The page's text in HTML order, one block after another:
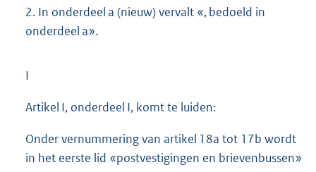
2. In onderdeel a (nieuw) vervalt «, bedoeld in
onderdeel a».
I
Artikel I, onderdeel I, komt te luiden:
Onder vernummering van artikel 18a tot 17b wordt
in het eerste lid «postvestigingen en brievenbussen»